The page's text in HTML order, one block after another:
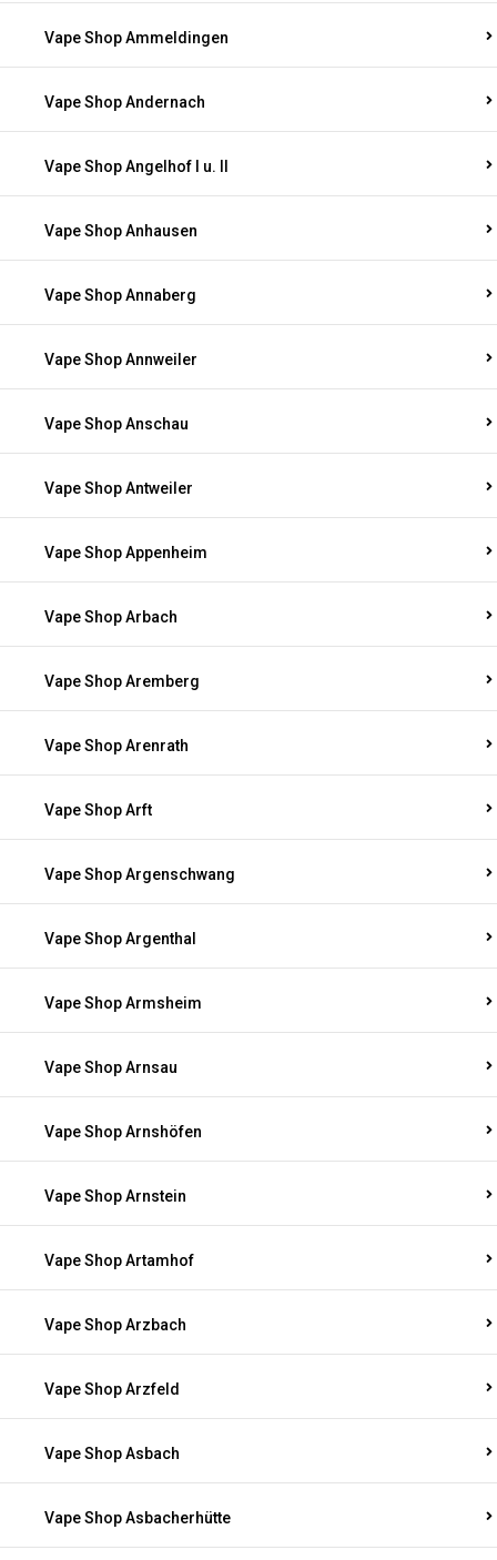
Vape Shop Ammeldingen
Vape Shop Andernach
Vape Shop Angelhof I u. II
Vape Shop Anhausen
Vape Shop Annaberg
Vape Shop Annweiler
Vape Shop Anschau
Vape Shop Antweiler
Vape Shop Appenheim
Vape Shop Arbach
Vape Shop Aremberg
Vape Shop Arenrath
Vape Shop Arft
Vape Shop Argenschwang
Vape Shop Argenthal
Vape Shop Armsheim
Vape Shop Arnsau
Vape Shop Arnshöfen
Vape Shop Arnstein
Vape Shop Artamhof
Vape Shop Arzbach
Vape Shop Arzfeld
Vape Shop Asbach
Vape Shop Asbacherhütte